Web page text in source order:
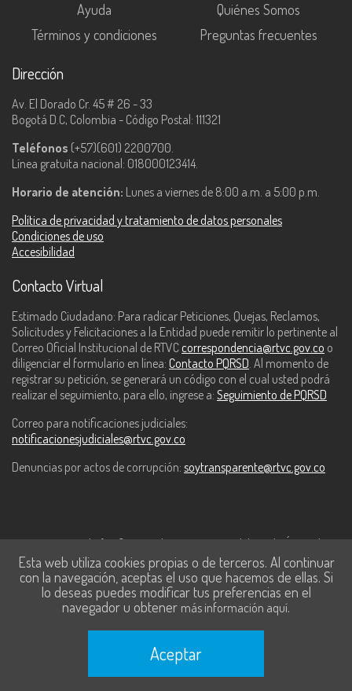
Ayuda
Quiénes Somos
Términos y condiciones
Preguntas frecuentes
Dirección
Av. El Dorado Cr. 45 # 26 - 33
Bogotá D.C, Colombia - Código Postal: 111321
Teléfonos (+57)(601) 2200700.
Línea gratuita nacional: 018000123414.
Horario de atención: Lunes a viernes de 8:00 a.m. a 5:00 p.m.
Política de privacidad y tratamiento de datos personales
Condiciones de uso
Accesibilidad
Contacto Virtual
Estimado Ciudadano: Para radicar Peticiones, Quejas, Reclamos,
Solicitudes y Felicitaciones a la Entidad puede remitir lo pertinente al
Correo Oficial Institucional de RTVC correspondencia@rtvc.gov.co o
diligenciar el formulario en línea: Contacto PQRSD. Al momento de
registrar su petición, se generará un código con el cual usted podrá
realizar el seguimiento, para ello, ingrese a: Seguimiento de PQRSD
Correo para notificaciones judiciales:
notificacionesjudiciales@rtvc.gov.co
Denuncias por actos de corrupción: soytransparente@rtvc.gov.co
Este contenido fue financiado con recursos del Fondo Único de
Tecnologías de la Información y las Comunicaciones de MinTic.
Esta web utiliza cookies propias o de terceros. Al continuar
con la navegación, aceptas el uso que hacemos de ellas. Si
lo deseas puedes modificar tus preferencias en el
navegador u obtener más información aquí.
Aceptar